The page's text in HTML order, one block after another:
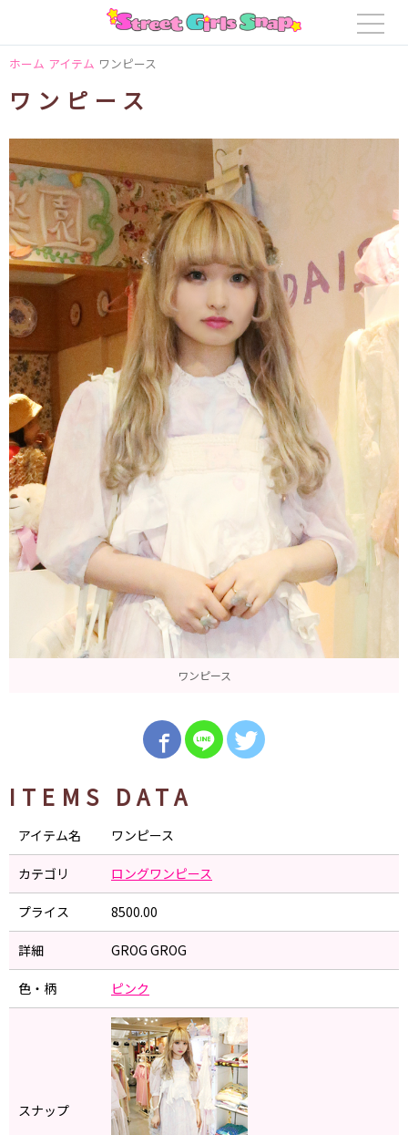
ホーム アイテム ワンピース
ワンピース
ワンピース
ITEMS DATA
アイテム名 ワンピース
カテゴリ ロングワンピース
プライス 8500.00
詳細 GROG GROG
色・柄 ピンク
スナップ